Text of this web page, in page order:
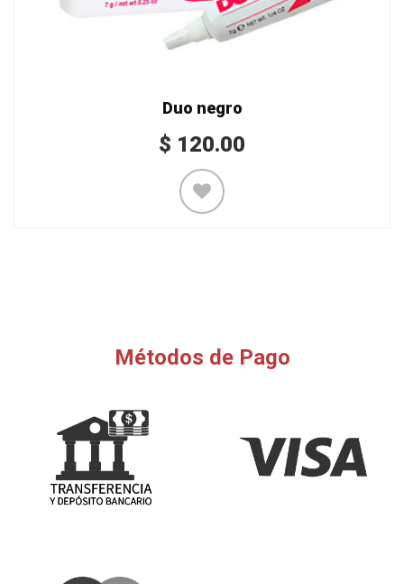
Duo negro
$ 120.00
Métodos de Pago